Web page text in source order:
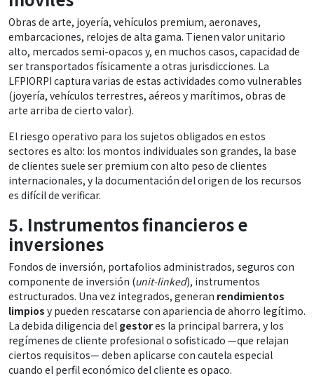
Obras de arte, joyería, vehículos premium, aeronaves,
embarcaciones, relojes de alta gama. Tienen valor unitario
alto, mercados semi-opacos y, en muchos casos, capacidad de
ser transportados físicamente a otras jurisdicciones. La
LFPIORPI captura varias de estas actividades como vulnerables
(joyería, vehículos terrestres, aéreos y marítimos, obras de
arte arriba de cierto valor).
El riesgo operativo para los sujetos obligados en estos
sectores es alto: los montos individuales son grandes, la base
de clientes suele ser premium con alto peso de clientes
internacionales, y la documentación del origen de los recursos
es difícil de verificar.
5. Instrumentos financieros e
inversiones
Fondos de inversión, portafolios administrados, seguros con
componente de inversión (unit-linked), instrumentos
estructurados. Una vez integrados, generan rendimientos
limpios y pueden rescatarse con apariencia de ahorro legítimo.
La debida diligencia del gestores la principal barrera, y los
regímenes de cliente profesional o sofisticado —que relajan
ciertos requisitos— deben aplicarse con cautela especial
cuando el perfil económico del cliente es opaco.